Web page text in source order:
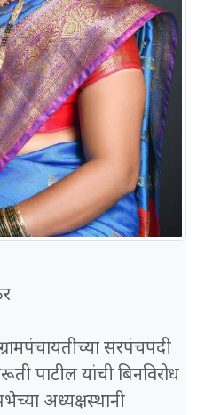
सरपंचपदी
पाटील यांची बिनविरोध
अध्यक्षस्थानी